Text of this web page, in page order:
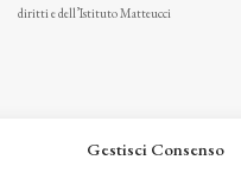
Gestisci Consenso
diritti e dell’Istituto Matteucci